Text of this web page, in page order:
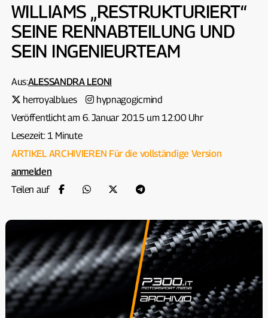
WILLIAMS „RESTRUKTURIERT“
SEINE RENNABTEILUNG UND
SEIN INGENIEURTEAM
Aus:ALESSANDRA LEONI
herroyalblues
hypnagogicmind
Veröffentlicht am 6. Januar 2015 um 12:00 Uhr
Lesezeit: 1 Minute
ARTIKEL ARCHIVIEREN Für die vollständige Version
anmelden
Teilen auf